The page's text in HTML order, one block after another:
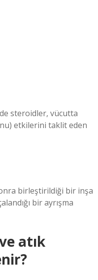
steroidler, vücutta
etkilerini taklit eden
birleştirildiği bir inşa
bir ayrışma
atık